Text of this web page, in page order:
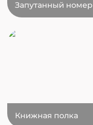
Запутанный номер
Книжная полка